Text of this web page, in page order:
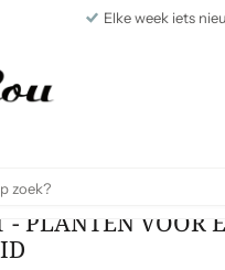
Elke week iets
- PLANTEN VOOR